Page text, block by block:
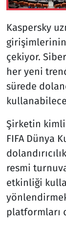
Kaspersky
girişimlerinin
çekiyor.
her yeni
sürede
Şirketin
FIFA Dünya
resmi
etkinliği
platformları